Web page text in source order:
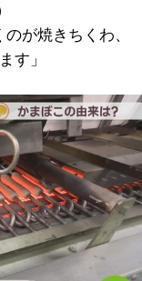
が焼きちくわ、
す」